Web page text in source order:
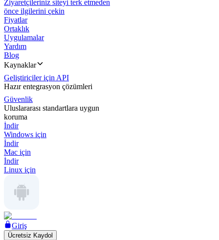
Ziyaretçileriniz siteyi terk etmeden
önce ilgilerini çekin
Fiyatlar
Ortaklık
Uygulamalar
Yardım
Blog
Kaynaklar
Geliştiriciler için API
Hazır entegrasyon çözümleri
Güvenlik
Uluslararası standartlara uygun
koruma
İndir
Windows için
İndir
Mac için
İndir
Linux için
Giriş
Ücretsiz Kaydol